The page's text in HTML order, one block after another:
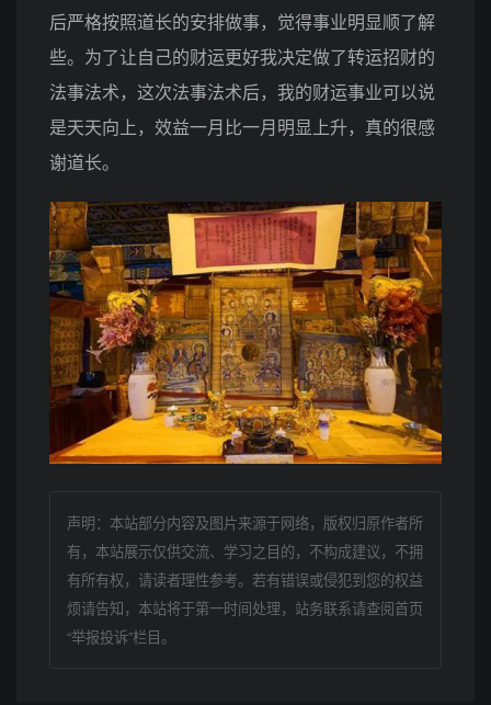
后严格按照道长的安排做事，觉得事业明显顺了解
些。为了让自己的财运更好我决定做了转运招财的
法事法术，这次法事法术后，我的财运事业可以说
是天天向上，效益一月比一月明显上升，真的很感
谢道长。
声明：本站部分内容及图片来源于网络，版权归原作者所
有，本站展示仅供交流、学习之目的，不构成建议，不拥
有所有权，请读者理性参考。若有错误或侵犯到您的权益
烦请告知，本站将于第一时间处理，站务联系请查阅首页
“举报投诉”栏目。